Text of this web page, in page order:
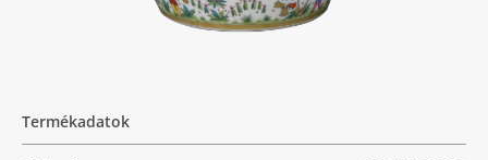
Termékadatok